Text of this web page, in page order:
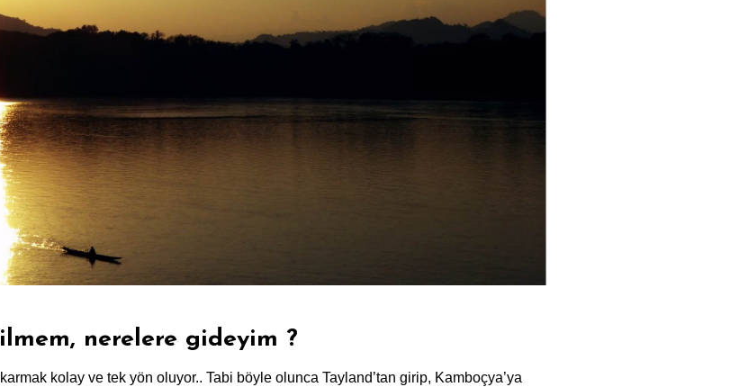
nerelere gideyim ?
kolay ve tek yön oluyor.. Tabi böyle olunca Tayland’tan girip, Kamboçya’ya